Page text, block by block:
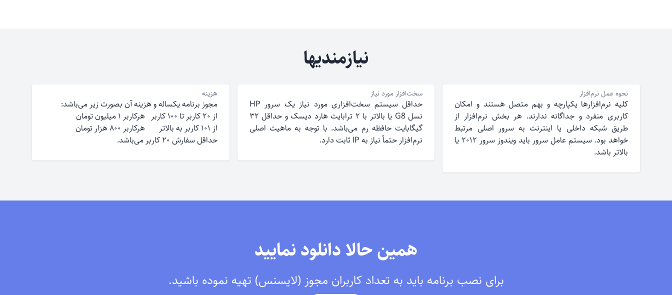
نیازمندیها
نحوه عمل نرم‌افزار
کلیه نرم‌افزارها یکپارچه و بهم متصل هستند و امکان
کاربری منفرد و جداگانه ندارند. هر بخش نرم‌افزار از
طریق شبکه داخلی یا اینترنت به سرور اصلی مرتبط
خواهد بود. سیستم عامل سرور باید ویندوز سرور ۲۰۱۲ یا
بالاتر باشد.
سخت‌افزار مورد نیاز
حداقل سیستم سخت‌افزاری مورد نیاز یک سرور HP
نسل G8 یا بالاتر با ۲ ترابایت هارد دیسک و حداقل ۳۲
گیگابایت حافظه رم می‌باشد. با توجه به ماهیت اصلی
نرم‌افزار حتماً نیاز به IP ثابت دارد.
هزینه
مجوز برنامه یکساله و هزینه آن بصورت زیر می‌باشد‌:
از ۲۰ کاربر تا ۱۰۰ کاربر هرکاربر ۱ میلیون تومان
از ۱۰۱ کاربر به بالاتر هرکاربر ۸۰۰ هزار تومان
حداقل سفارش ۲۰ کاربر می‌باشد.
همین حالا دانلود نمایید
برای نصب برنامه باید به تعداد کاربران مجوز (لایسنس) تهیه نموده باشید.